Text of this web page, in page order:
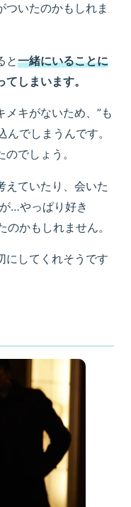
ついたのかもしれま
と一緒にいることに
てしまいます。
キがないため、”も
んでしまうんです。
でしょう。
えていたり、会いた
…やっぱり好き
のかもしれません。
にしてくれそうです